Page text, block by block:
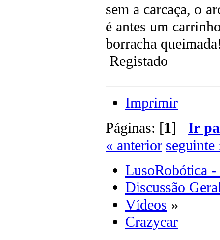
sem a carcaça, o
é antes um
borracha
Registado
Imprimir
Páginas: [1] Ir
« anterior seguinte
LusoRobótica -
Discussão
Vídeos »
Crazycar